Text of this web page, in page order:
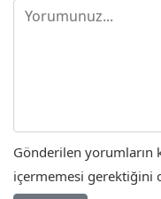
Gönderilen yorumların
içermemesi gerektiğini